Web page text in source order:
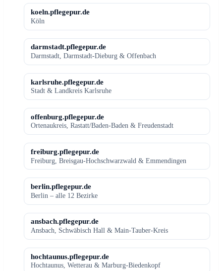
koeln.pflegepur.de
Köln
darmstadt.pflegepur.de
Darmstadt, Darmstadt-Dieburg & Offenbach
karlsruhe.pflegepur.de
Stadt & Landkreis Karlsruhe
offenburg.pflegepur.de
Ortenaukreis, Rastatt/Baden-Baden & Freudenstadt
freiburg.pflegepur.de
Freiburg, Breisgau-Hochschwarzwald & Emmendingen
berlin.pflegepur.de
Berlin – alle 12 Bezirke
ansbach.pflegepur.de
Ansbach, Schwäbisch Hall & Main-Tauber-Kreis
hochtaunus.pflegepur.de
Hochtaunus, Wetterau & Marburg-Biedenkopf